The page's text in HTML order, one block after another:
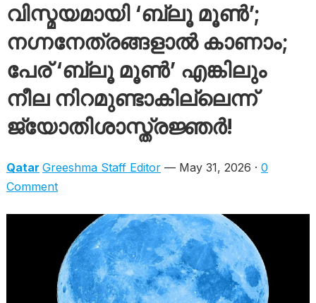
വിസ്മയമായി ‘ബ്ലൂ മൂൺ’;
നഗ്നനേത്രങ്ങളാൽ കാണാം;
പേര് ‘ബ്ലൂ മൂൺ’ എങ്കിലും
നീല നിറമുണ്ടാകില്ലെന്ന്
ജ്യോതിശാസ്ത്രജ്ഞർ!
Qatar Greeshma Staff Editor— May 31, 2026 · 0
Comment